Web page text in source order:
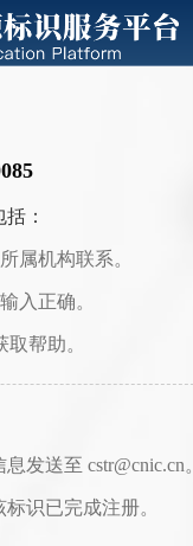
：
属机构联系。
入正确。
帮助。
发送至 cstr@cnic.cn
识已完成注册。